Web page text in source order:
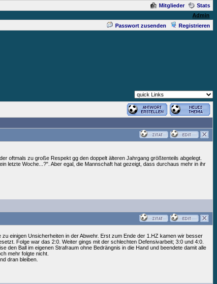
Mitglieder
Stats
Admin
Passwort zusenden Registrieren
oftmals zu große Respekt gg den doppelt älteren Jahrgang größtenteils abgelegt.
letzte Woche...?". Aber egal, die Mannschaft hat gezeigt, dass durchaus mehr in ihr
einigen Unsicherheiten in der Abwehr. Erst zum Ende der 1.HZ kamen wir besser
Folge war das 2:0. Weiter gings mit der schlechten Defensivarbeit; 3:0 und 4:0.
den Ball im eigenen Strafraum ohne Bedrängnis in die Hand und beendete damit alle
mehr folgte nicht.
dran bleiben.